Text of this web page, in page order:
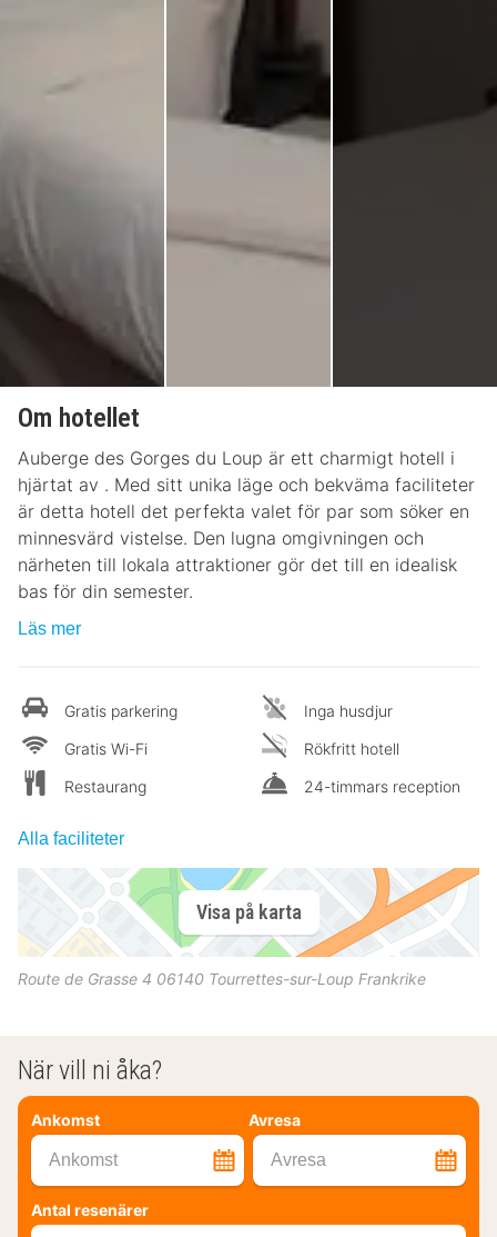
Om hotellet
Auberge des Gorges du Loup är ett charmigt hotell i
hjärtat av . Med sitt unika läge och bekväma faciliteter
är detta hotell det perfekta valet för par som söker en
minnesvärd vistelse. Den lugna omgivningen och
närheten till lokala attraktioner gör det till en idealisk
bas för din semester.
Läs mer
Gratis parkering
Gratis Wi-Fi
Restaurang
Inga husdjur
Rökfritt hotell
24-timmars reception
Alla faciliteter
Visa på karta
Route de Grasse 4 06140 Tourrettes-sur-Loup Frankrike
När vill ni åka?
Ankomst Avresa
Ankomst Avresa
Antal resenärer